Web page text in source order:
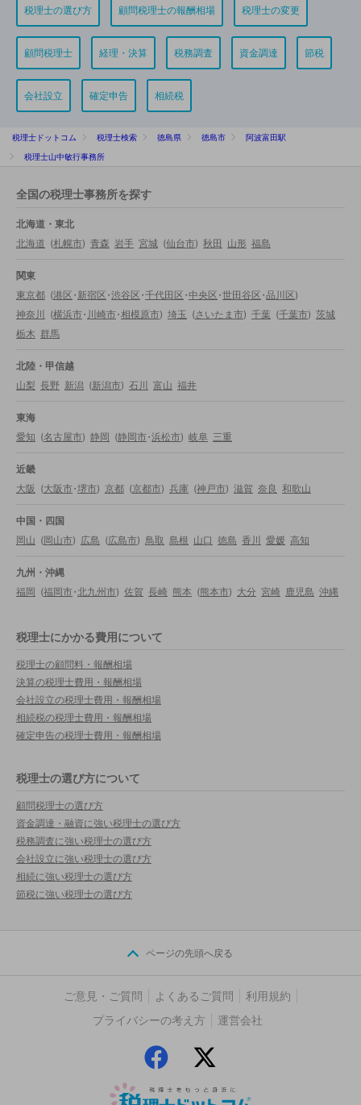
税理士の選び方 顧問税理士の報酬相場 税理士の変更
顧問税理士 経理・決算 税務調査 資金調達 節税
会社設立 確定申告 相続税
税理士ドットコム 税理士検索 徳島県 徳島市
阿波富田駅
税理士山中敏行事務所
全国の税理士事務所を探す
北海道・東北
北海道 (札幌市) 青森 岩手 宮城 (仙台市) 秋田 山形 福島
関東
東京都 (港区・新宿区・渋谷区・千代田区・中央区・世田谷区・品川区)
神奈川
(横浜市・川崎市・相模原市) 埼玉 (さいたま市) 千葉 (千葉市) 茨城
栃木 群馬
北陸・甲信越
山梨 長野 新潟 (新潟市) 石川 富山 福井
東海
愛知 (名古屋市) 静岡 (静岡市・浜松市) 岐阜 三重
近畿
大阪 (大阪市・堺市) 京都 (京都市) 兵庫 (神戸市) 滋賀 奈良 和歌山
中国・四国
岡山 (岡山市) 広島 (広島市) 鳥取 島根 山口 徳島 香川 愛媛 高知
九州・沖縄
福岡 (福岡市・北九州市) 佐賀 長崎 熊本 (熊本市) 大分 宮崎 鹿児島 沖縄
税理士にかかる費用について
税理士の顧問料・報酬相場
決算の税理士費用・報酬相場
会社設立の税理士費用・報酬相場
相続税の税理士費用・報酬相場
確定申告の税理士費用・報酬相場
税理士の選び方について
顧問税理士の選び方
資金調達・融資に強い税理士の選び方
税務調査に強い税理士の選び方
会社設立に強い税理士の選び方
相続に強い税理士の選び方
節税に強い税理士の選び方
ページの先頭へ戻る
ご意見・ご質問 よくあるご質問
利用規約
プライバシーの考え方
運営会社